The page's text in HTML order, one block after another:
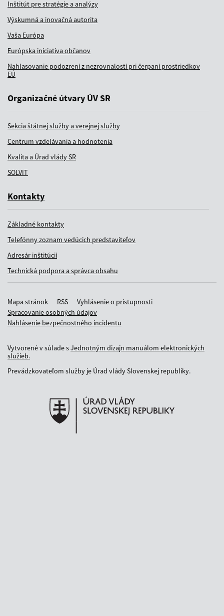
Inštitút pre stratégie a analýzy
Výskumná a inovačná autorita
Vaša Európa
Európska iniciatíva občanov
Nahlasovanie podozrení z nezrovnalostí pri čerpaní prostriedkov
EÚ
Organizačné útvary ÚV SR
Sekcia štátnej služby a verejnej služby
Centrum vzdelávania a hodnotenia
Kvalita a Úrad vlády SR
SOLVIT
Kontakty
Základné kontakty
Telefónny zoznam vedúcich predstaviteľov
Adresár inštitúcií
Technická podpora a správca obsahu
Mapa stránok RSS
Vyhlásenie o prístupnosti
Spracovanie osobných údajov
Nahlásenie bezpečnostného incidentu
Vytvorené v súlade sJednotným dizajn manuálom elektronických
služieb.
Prevádzkovateľom služby je Úrad vlády Slovenskej republiky.